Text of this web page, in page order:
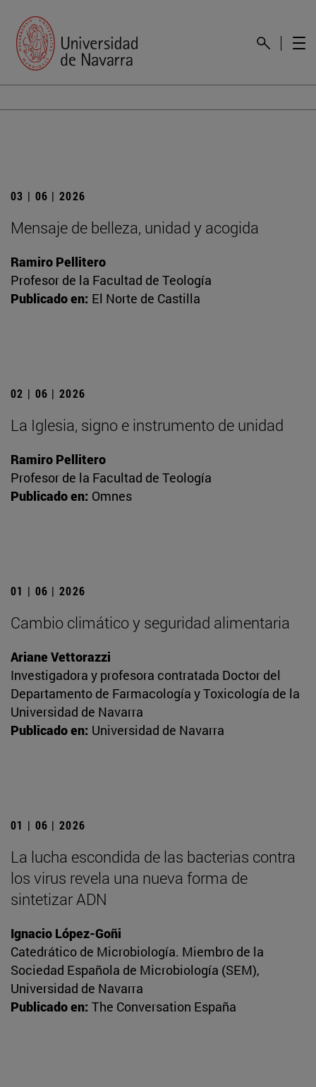
03 | 06 | 2026
Mensaje de belleza, unidad y acogida
Ramiro Pellitero
Profesor de la Facultad de Teología
Publicado en: El Norte de Castilla
02 | 06 | 2026
La Iglesia, signo e instrumento de unidad
Ramiro Pellitero
Profesor de la Facultad de Teología
Publicado en: Omnes
01 | 06 | 2026
Cambio climático y seguridad alimentaria
Ariane Vettorazzi
Investigadora y profesora contratada Doctor del
Departamento de Farmacología y Toxicología de la
Universidad de Navarra
Publicado en: Universidad de Navarra
01 | 06 | 2026
La lucha escondida de las bacterias contra
los virus revela una nueva forma de
sintetizar ADN
Ignacio López-Goñi
Catedrático de Microbiología. Miembro de la
Sociedad Española de Microbiología (SEM),
Universidad de Navarra
Publicado en: The Conversation España